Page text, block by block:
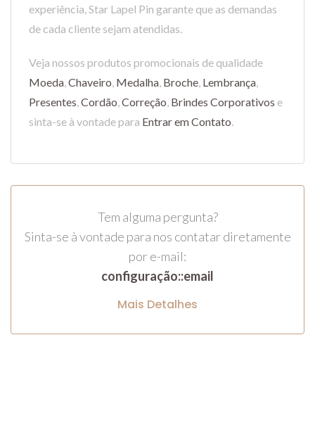
experiência, Star Lapel Pin garante que as demandas
de cada cliente sejam atendidas.
Veja nossos produtos promocionais de qualidade
Moeda,Chaveiro, Medalha, Broche, Lembrança,
Presentes,Cordão,Correção, Brindes Corporativos e
sinta-se à vontade para Entrar em Contato.
Tem alguma pergunta?
Sinta-se à vontade para nos contatar diretamente
por e-mail:
configuração::email
Mais Detalhes